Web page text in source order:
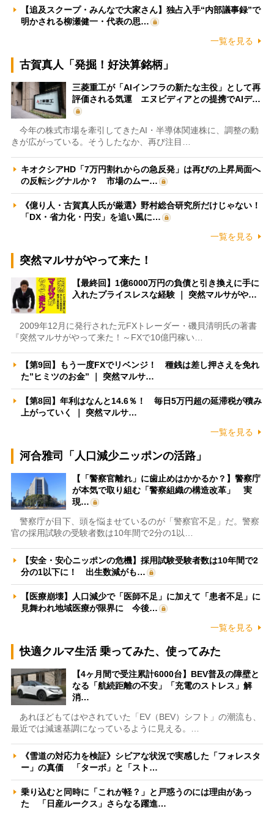
【追及スクープ・みんなで大家さん】独占入手“内部議事録”で
明かされる柳瀬健一・代表の思…
一覧を見る
古賀真人「発掘！好決算銘柄」
三菱重工が「AIインフラの新たな主役」として再
評価される気運 エヌビディアとの提携でAIデ…
今年の株式市場を牽引してきたAI・半導体関連株に、調整の動
きが広がっている。そうしたなか、再び注目…
キオクシアHD「7万円割れからの急反発」は再びの上昇局面へ
の反転シグナルか？ 市場のムー…
《億り人・古賀真人氏が厳選》野村総合研究所だけじゃない！
「DX・省力化・円安」を追い風に…
一覧を見る
突然マルサがやって来た！
【最終回】1億6000万円の負債と引き換えに手に
入れたプライスレスな経験 ｜ 突然マルサがや…
2009年12月に発行された元FXトレーダー・磯貝清明氏の著書
『突然マルサがやって来た！～FXで10億円稼い…
【第9回】もう一度FXでリベンジ！ 種銭は差し押さえを免れ
た”ヒミツのお金” ｜ 突然マルサ…
【第8回】年利はなんと14.6％！ 毎日5万円超の延滞税が積み
上がっていく ｜ 突然マルサ…
一覧を見る
河合雅司「人口減少ニッポンの活路」
【「警察官離れ」に歯止めはかかるか？】警察庁
が本気で取り組む「警察組織の構造改革」 実
現…
警察庁が目下、頭を悩ませているのが「警察官不足」だ。警察
官の採用試験の受験者数は10年間で2分の1以…
【安全・安心ニッポンの危機】採用試験受験者数は10年間で2
分の1以下に！ 出生数減がも…
【医療崩壊】人口減少で「医師不足」に加えて「患者不足」に
見舞われ地域医療が限界に 今後…
一覧を見る
快適クルマ生活 乗ってみた、使ってみた
【4ヶ月間で受注累計6000台】BEV普及の障壁と
なる「航続距離の不安」「充電のストレス」解
消…
あれほどもてはやされていた「EV（BEV）シフト」の潮流も、
最近では減速基調になっているように見える。…
《雪道の対応力を検証》シビアな状況で実感した「フォレスタ
ー」の真価 「ターボ」と「スト…
乗り込むと同時に「これが軽？」と戸惑うのには理由があっ
た 「日産ルークス」さらなる躍進…